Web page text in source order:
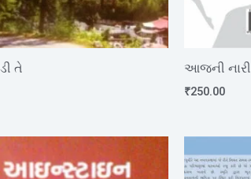
તે આજની નારી
₹250.00